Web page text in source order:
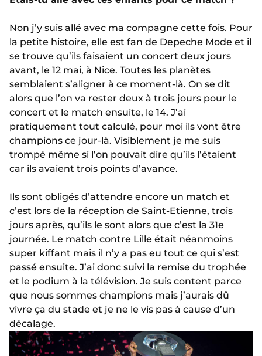
Non j’y suis allé avec ma compagne cette fois. Pour
la petite histoire, elle est fan de Depeche Mode et il
se trouve qu’ils faisaient un concert deux jours
avant, le 12 mai, à Nice. Toutes les planètes
semblaient s’aligner à ce moment-là. On se dit
alors que l’on va rester deux à trois jours pour le
concert et le match ensuite, le 14. J’ai
pratiquement tout calculé, pour moi ils vont être
champions ce jour-là. Visiblement je me suis
trompé même si l’on pouvait dire qu’ils l’étaient
car ils avaient trois points d’avance.
Ils sont obligés d’attendre encore un match et
c’est lors de la réception de Saint-Etienne, trois
jours après, qu’ils le sont alors que c’est la 31e
journée. Le match contre Lille était néanmoins
super kiffant mais il n’y a pas eu tout ce qui s’est
passé ensuite. J’ai donc suivi la remise du trophée
et le podium à la télévision. Je suis content parce
que nous sommes champions mais j’aurais dû
vivre ça du stade et je ne le vis pas à cause d’un
décalage.